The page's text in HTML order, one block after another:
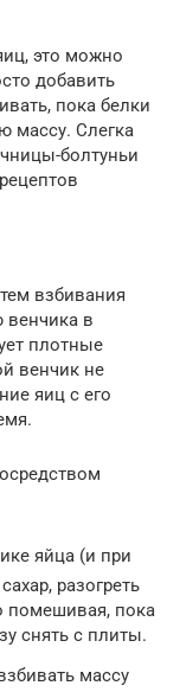
это можно
добавить
пока белки
массу. Слегка
болтуньи
взбивания
в
плотные
венчик не
яиц с его
яйца (и при
разогреть
помешивая, пока
снять с плиты.
массу